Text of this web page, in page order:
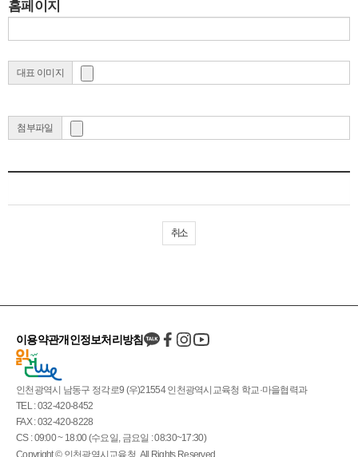
홈페이지
대표 이미지
첨부파일
취소
인천광역시 남동구 정각로9 (우)21554 인천광역시교육청 학교·마을협력과
TEL : 032-420-8452
FAX : 032-420-8228
CS : 09:00 ~ 18:00 (수요일, 금요일 : 08:30~17:30)
이용약관개인정보처리방침